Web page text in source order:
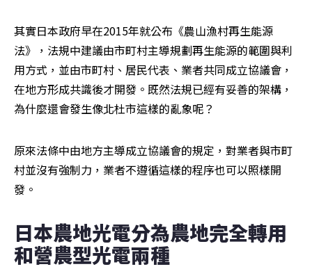
其實日本政府早在2015年就公布《農山漁村再生能源
法》，法規中建議由市町村主導規劃再生能源的範圍與利
用方式，並由市町村、居民代表、業者共同成立協議會，
在地方形成共識後才開發。既然法規已經有妥善的架構，
為什麼還會發生像北杜市這樣的亂象呢？
原來法條中由地方主導成立協議會的規定，對業者與市町
村並沒有強制力，業者不遵循這樣的程序也可以照樣開
發。
日本農地光電分為農地完全轉用
和營農型光電兩種